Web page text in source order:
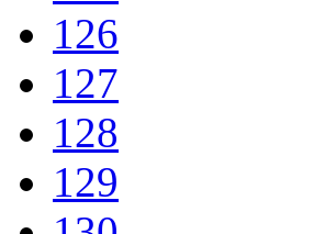
126
127
128
129